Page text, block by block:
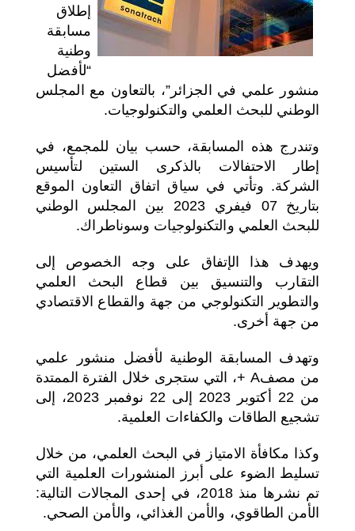
إطلاق
مسابقة
وطنية
“لأفضل
منشور علمي في الجزائر”، بالتعاون مع المجلس
الوطني للبحث العلمي والتكنولوجيات.
وتندرج هذه المسابقة، حسب بيان للمجمع، في
إطار الاحتفالات بالذكرى الستين لتأسيس
الشركة. وتأتي في سياق اتفاق التعاون الموقع
بتاريخ 07 فيفري 2023 بين المجلس الوطني
للبحث العلمي والتكنولوجيات وسوناطراك.
ويهدف هذا الإتفاق على وجه الخصوص إلى
التقارب والتنسيق بين قطاع البحث العلمي
والتطوير التكنولوجي من جهة والقطاع الاقتصادي
من جهة أخرى.
وتهدف المسابقة الوطنية لأفضل منشور علمي
من مصفA +، التي ستجرى خلال الفترة الممتدة
من 22 أكتوبر 2023 إلى 22 نوفمبر 2023، إلى
تشجيع الطاقات والكفاءات العلمية.
وكذا مكافأة الامتياز في البحث العلمي، من خلال
تسليط الضوء على أبرز المنشورات العلمية التي
تم نشرها منذ 2018، في إحدى المجالات التالية:
الأمن الطاقوي، والأمن الغذائي، والأمن الصحي.